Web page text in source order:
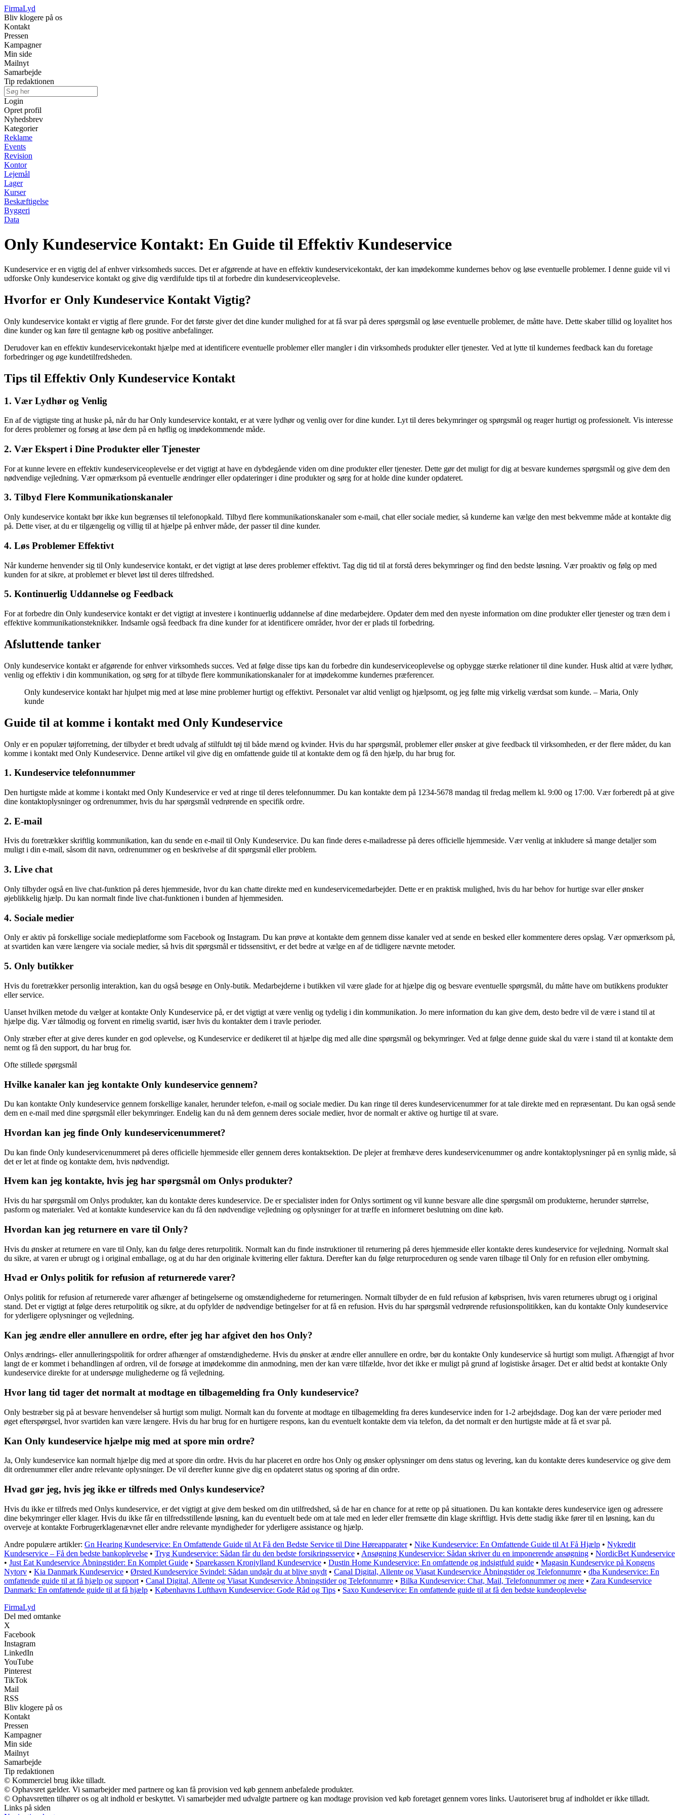
FirmaLyd
Bliv klogere på os
Kontakt
Pressen
Kampagner
Min side
Mailnyt
Samarbejde
Tip redaktionen
Login
Opret profil
Nyhedsbrev
Kategorier
Reklame
Events
Revision
Kontor
Lejemål
Lager
Kurser
Beskæftigelse
Byggeri
Data
Only Kundeservice Kontakt: En Guide til Effektiv Kundeservice
Kundeservice er en vigtig del af enhver virksomheds succes. Det er afgørende at have en effektiv kundeservicekontakt, der kan imødekomme kundernes behov og løse eventuelle problemer. I denne guide vil vi
udforske Only kundeservice kontakt og give dig værdifulde tips til at forbedre din kundeserviceoplevelse.
Hvorfor er Only Kundeservice Kontakt Vigtig?
Only kundeservice kontakt er vigtig af flere grunde. For det første giver det dine kunder mulighed for at få svar på deres spørgsmål og løse eventuelle problemer, de måtte have. Dette skaber tillid og loyalitet hos
dine kunder og kan føre til gentagne køb og positive anbefalinger.
Derudover kan en effektiv kundeservicekontakt hjælpe med at identificere eventuelle problemer eller mangler i din virksomheds produkter eller tjenester. Ved at lytte til kundernes feedback kan du foretage
forbedringer og øge kundetilfredsheden.
Tips til Effektiv Only Kundeservice Kontakt
1. Vær Lydhør og Venlig
En af de vigtigste ting at huske på, når du har Only kundeservice kontakt, er at være lydhør og venlig over for dine kunder. Lyt til deres bekymringer og spørgsmål og reager hurtigt og professionelt. Vis interesse
for deres problemer og forsøg at løse dem på en høflig og imødekommende måde.
2. Vær Ekspert i Dine Produkter eller Tjenester
For at kunne levere en effektiv kundeserviceoplevelse er det vigtigt at have en dybdegående viden om dine produkter eller tjenester. Dette gør det muligt for dig at besvare kundernes spørgsmål og give dem den
nødvendige vejledning. Vær opmærksom på eventuelle ændringer eller opdateringer i dine produkter og sørg for at holde dine kunder opdateret.
3. Tilbyd Flere Kommunikationskanaler
Only kundeservice kontakt bør ikke kun begrænses til telefonopkald. Tilbyd flere kommunikationskanaler som e-mail, chat eller sociale medier, så kunderne kan vælge den mest bekvemme måde at kontakte dig
på. Dette viser, at du er tilgængelig og villig til at hjælpe på enhver måde, der passer til dine kunder.
4. Løs Problemer Effektivt
Når kunderne henvender sig til Only kundeservice kontakt, er det vigtigt at løse deres problemer effektivt. Tag dig tid til at forstå deres bekymringer og find den bedste løsning. Vær proaktiv og følg op med
kunden for at sikre, at problemet er blevet løst til deres tilfredshed.
5. Kontinuerlig Uddannelse og Feedback
For at forbedre din Only kundeservice kontakt er det vigtigt at investere i kontinuerlig uddannelse af dine medarbejdere. Opdater dem med den nyeste information om dine produkter eller tjenester og træn dem i
effektive kommunikationsteknikker. Indsamle også feedback fra dine kunder for at identificere områder, hvor der er plads til forbedring.
Afsluttende tanker
Only kundeservice kontakt er afgørende for enhver virksomheds succes. Ved at følge disse tips kan du forbedre din kundeserviceoplevelse og opbygge stærke relationer til dine kunder. Husk altid at være lydhør,
venlig og effektiv i din kommunikation, og sørg for at tilbyde flere kommunikationskanaler for at imødekomme kundernes præferencer.
Only kundeservice kontakt har hjulpet mig med at løse mine problemer hurtigt og effektivt. Personalet var altid venligt og hjælpsomt, og jeg følte mig virkelig værdsat som kunde. – Maria, Only
kunde
Guide til at komme i kontakt med Only Kundeservice
Only er en populær tøjforretning, der tilbyder et bredt udvalg af stilfuldt tøj til både mænd og kvinder. Hvis du har spørgsmål, problemer eller ønsker at give feedback til virksomheden, er der flere måder, du kan
komme i kontakt med Only Kundeservice. Denne artikel vil give dig en omfattende guide til at kontakte dem og få den hjælp, du har brug for.
1. Kundeservice telefonnummer
Den hurtigste måde at komme i kontakt med Only Kundeservice er ved at ringe til deres telefonnummer. Du kan kontakte dem på 1234-5678 mandag til fredag ​​mellem kl. 9:00 og 17:00. Vær forberedt på at give
dine kontaktoplysninger og ordrenummer, hvis du har spørgsmål vedrørende en specifik ordre.
2. E-mail
Hvis du foretrækker skriftlig kommunikation, kan du sende en e-mail til Only Kundeservice. Du kan finde deres e-mailadresse på deres officielle hjemmeside. Vær venlig at inkludere så mange detaljer som
muligt i din e-mail, såsom dit navn, ordrenummer og en beskrivelse af dit spørgsmål eller problem.
3. Live chat
Only tilbyder også en live chat-funktion på deres hjemmeside, hvor du kan chatte direkte med en kundeservicemedarbejder. Dette er en praktisk mulighed, hvis du har behov for hurtige svar eller ønsker
øjeblikkelig hjælp. Du kan normalt finde live chat-funktionen i bunden af ​​hjemmesiden.
4. Sociale medier
Only er aktiv på forskellige sociale medieplatforme som Facebook og Instagram. Du kan prøve at kontakte dem gennem disse kanaler ved at sende en besked eller kommentere deres opslag. Vær opmærksom på,
at svartiden kan være længere via sociale medier, så hvis dit spørgsmål er tidssensitivt, er det bedre at vælge en af ​​de tidligere nævnte metoder.
5. Only butikker
Hvis du foretrækker personlig interaktion, kan du også besøge en Only-butik. Medarbejderne i butikken vil være glade for at hjælpe dig og besvare eventuelle spørgsmål, du måtte have om butikkens produkter
eller service.
Uanset hvilken metode du vælger at kontakte Only Kundeservice på, er det vigtigt at være venlig og tydelig i din kommunikation. Jo mere information du kan give dem, desto bedre vil de være i stand til at
hjælpe dig. Vær tålmodig og forvent en rimelig svartid, især hvis du kontakter dem i travle perioder.
Only stræber efter at give deres kunder en god oplevelse, og Kundeservice er dedikeret til at hjælpe dig med alle dine spørgsmål og bekymringer. Ved at følge denne guide skal du være i stand til at kontakte dem
nemt og få den support, du har brug for.
Ofte stillede spørgsmål
Hvilke kanaler kan jeg kontakte Only kundeservice gennem?
Du kan kontakte Only kundeservice gennem forskellige kanaler, herunder telefon, e-mail og sociale medier. Du kan ringe til deres kundeservicenummer for at tale direkte med en repræsentant. Du kan også sende
dem en e-mail med dine spørgsmål eller bekymringer. Endelig kan du nå dem gennem deres sociale medier, hvor de normalt er aktive og hurtige til at svare.
Hvordan kan jeg finde Only kundeservicenummeret?
Du kan finde Only kundeservicenummeret på deres officielle hjemmeside eller gennem deres kontaktsektion. De plejer at fremhæve deres kundeservicenummer og andre kontaktoplysninger på en synlig måde, så
det er let at finde og kontakte dem, hvis nødvendigt.
Hvem kan jeg kontakte, hvis jeg har spørgsmål om Onlys produkter?
Hvis du har spørgsmål om Onlys produkter, kan du kontakte deres kundeservice. De er specialister inden for Onlys sortiment og vil kunne besvare alle dine spørgsmål om produkterne, herunder størrelse,
pasform og materialer. Ved at kontakte kundeservice kan du få den nødvendige vejledning og oplysninger for at træffe en informeret beslutning om dine køb.
Hvordan kan jeg returnere en vare til Only?
Hvis du ønsker at returnere en vare til Only, kan du følge deres returpolitik. Normalt kan du finde instruktioner til returnering på deres hjemmeside eller kontakte deres kundeservice for vejledning. Normalt skal
du sikre, at varen er ubrugt og i original emballage, og at du har den originale kvittering eller faktura. Derefter kan du følge returproceduren og sende varen tilbage til Only for en refusion eller ombytning.
Hvad er Onlys politik for refusion af returnerede varer?
Onlys politik for refusion af returnerede varer afhænger af betingelserne og omstændighederne for returneringen. Normalt tilbyder de en fuld refusion af købsprisen, hvis varen returneres ubrugt og i original
stand. Det er vigtigt at følge deres returpolitik og sikre, at du opfylder de nødvendige betingelser for at få en refusion. Hvis du har spørgsmål vedrørende refusionspolitikken, kan du kontakte Only kundeservice
for yderligere oplysninger og vejledning.
Kan jeg ændre eller annullere en ordre, efter jeg har afgivet den hos Only?
Onlys ændrings- eller annulleringspolitik for ordrer afhænger af omstændighederne. Hvis du ønsker at ændre eller annullere en ordre, bør du kontakte Only kundeservice så hurtigt som muligt. Afhængigt af hvor
langt de er kommet i behandlingen af ordren, vil de forsøge at imødekomme din anmodning, men der kan være tilfælde, hvor det ikke er muligt på grund af logistiske årsager. Det er altid bedst at kontakte Only
kundeservice direkte for at undersøge mulighederne og få vejledning.
Hvor lang tid tager det normalt at modtage en tilbagemelding fra Only kundeservice?
Only bestræber sig på at besvare henvendelser så hurtigt som muligt. Normalt kan du forvente at modtage en tilbagemelding fra deres kundeservice inden for 1-2 arbejdsdage. Dog kan der være perioder med
øget efterspørgsel, hvor svartiden kan være længere. Hvis du har brug for en hurtigere respons, kan du eventuelt kontakte dem via telefon, da det normalt er den hurtigste måde at få et svar på.
Kan Only kundeservice hjælpe mig med at spore min ordre?
Ja, Only kundeservice kan normalt hjælpe dig med at spore din ordre. Hvis du har placeret en ordre hos Only og ønsker oplysninger om dens status og levering, kan du kontakte deres kundeservice og give dem
dit ordrenummer eller andre relevante oplysninger. De vil derefter kunne give dig en opdateret status og sporing af din ordre.
Hvad gør jeg, hvis jeg ikke er tilfreds med Onlys kundeservice?
Hvis du ikke er tilfreds med Onlys kundeservice, er det vigtigt at give dem besked om din utilfredshed, så de har en chance for at rette op på situationen. Du kan kontakte deres kundeservice igen og adressere
dine bekymringer eller klager. Hvis du ikke får en tilfredsstillende løsning, kan du eventuelt bede om at tale med en leder eller fremsætte din klage skriftligt. Hvis dette stadig ikke fører til en løsning, kan du
overveje at kontakte Forbrugerklagenævnet eller andre relevante myndigheder for yderligere assistance og hjælp.
Andre populære artikler: Gn Hearing Kundeservice: En Omfattende Guide til At Få den Bedste Service til Dine Høreapparater• Nike Kundeservice: En Omfattende Guide til At Få Hjælp • Nykredit
Kundeservice – Få den bedste bankoplevelse • Tryg Kundeservice: Sådan får du den bedste forsikringsservice • Ansøgning Kundeservice: Sådan skriver du en imponerende ansøgning • NordicBet Kundeservice
• Just Eat Kundeservice Åbningstider: En Komplet Guide • Sparekassen Kronjylland Kundeservice • Dustin Home Kundeservice: En omfattende og indsigtfuld guide • Magasin Kundeservice på Kongens
Nytorv • Kia Danmark Kundeservice • Ørsted Kundeservice Svindel: Sådan undgår du at blive snydt • Canal Digital, Allente og Viasat Kundeservice Åbningstider og Telefonnumre • dba Kundeservice: En
omfattende guide til at få hjælp og support • Canal Digital, Allente og Viasat Kundeservice Åbningstider og Telefonnumre • Bilka Kundeservice: Chat, Mail, Telefonnummer og mere • Zara Kundeservice
Danmark: En omfattende guide til at få hjælp • Københavns Lufthavn Kundeservice: Gode Råd og Tips • Saxo Kundeservice: En omfattende guide til at få den bedste kundeoplevelse
FirmaLyd
Del med omtanke
X
Facebook
Instagram
LinkedIn
YouTube
Pinterest
TikTok
Mail
RSS
Bliv klogere på os
Kontakt
Pressen
Kampagner
Min side
Mailnyt
Samarbejde
Tip redaktionen
© Kommerciel brug ikke tilladt.
© Ophavsret gælder. Vi samarbejder med partnere og kan få provision ved køb gennem anbefalede produkter.
© Ophavsretten tilhører os og alt indhold er beskyttet. Vi samarbejder med udvalgte partnere og kan modtage provision ved køb foretaget gennem vores links. Uautoriseret brug af indholdet er ikke tilladt.
Links på siden